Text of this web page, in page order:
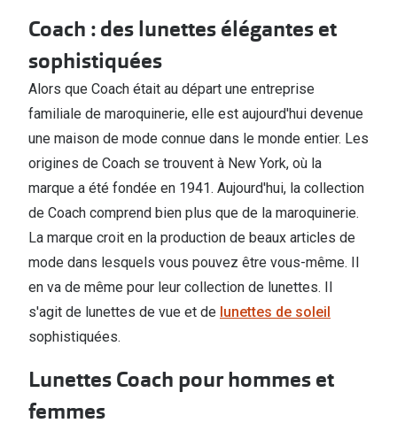
Coach : des lunettes élégantes et
sophistiquées
Alors que Coach était au départ une entreprise
familiale de maroquinerie, elle est aujourd'hui devenue
une maison de mode connue dans le monde entier. Les
origines de Coach se trouvent à New York, où la
marque a été fondée en 1941. Aujourd'hui, la collection
de Coach comprend bien plus que de la maroquinerie.
La marque croit en la production de beaux articles de
mode dans lesquels vous pouvez être vous-même. Il
en va de même pour leur collection de lunettes. Il
s'agit de lunettes de vue et de lunettes de soleil
sophistiquées.
Lunettes Coach pour hommes et
femmes